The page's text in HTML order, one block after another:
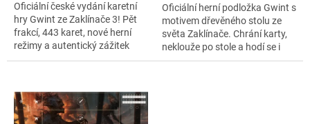
Oficiální české vydání karetní
hry Gwint ze Zaklínače 3! Pět
frakcí, 443 karet, nové herní
režimy a autentický zážitek
licencovaný CD Projekt Red.
Oficiální herní podložka Gwint s
motivem dřevěného stolu ze
světa Zaklínače. Chrání karty,
neklouže po stole a hodí se i
jako podložka pod myš.